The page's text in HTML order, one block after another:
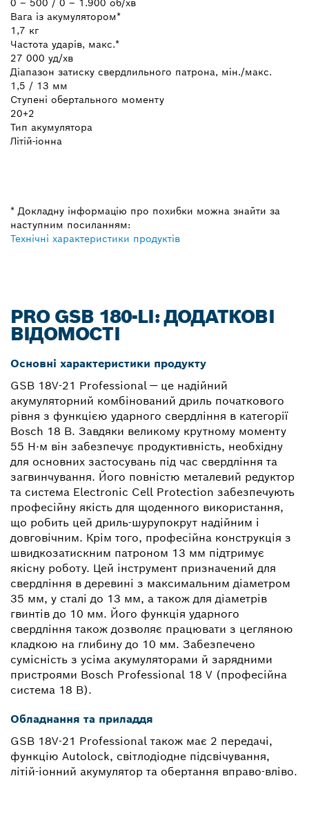
0 – 500 / 0 – 1.900 об/хв
Вага із акумулятором*
1,7 кг
Частота ударів, макс.*
27 000 уд/хв
Діапазон затиску свердлильного патрона, мін./макс.
1,5 / 13 мм
Ступені обертального моменту
20+2
Тип акумулятора
Літій-іонна
* Докладну інформацію про похибки можна знайти за
наступним посиланням:
Технічні характеристики продуктів
PRO GSB 180-LI: ДОДАТКОВІ
ВІДОМОСТІ
Основні характеристики продукту
GSB 18V-21 Professional — це надійний
акумуляторний комбінований дриль початкового
рівня з функцією ударного свердління в категорії
Bosch 18 В. Завдяки великому крутному моменту
55 Н·м він забезпечує продуктивність, необхідну
для основних застосувань під час свердління та
загвинчування. Його повністю металевий редуктор
та система Electronic Cell Protection забезпечують
професійну якість для щоденного використання,
що робить цей дриль-шурупокрут надійним і
довговічним. Крім того, професійна конструкція з
швидкозатискним патроном 13 мм підтримує
якісну роботу. Цей інструмент призначений для
свердління в деревині з максимальним діаметром
35 мм, у сталі до 13 мм, а також для діаметрів
гвинтів до 10 мм. Його функція ударного
свердління також дозволяє працювати з цегляною
кладкою на глибину до 10 мм. Забезпечено
сумісність з усіма акумуляторами й зарядними
пристроями Bosch Professional 18 V (професійна
система 18 В).
Обладнання та приладдя
GSB 18V-21 Professional також має 2 передачі,
функцію Autolock, світлодіодне підсвічування,
літій-іонний акумулятор та обертання вправо-вліво.